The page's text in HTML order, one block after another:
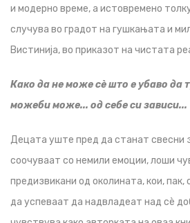
и модерно време, а истовремено
случува во градот на гушкањата и
Вистинија, во приказот на чистата
Како да не може сѐ што е убаво да
можеби може... од себе си зависи...
Децата уште пред да станат свесни
соочуваат со немили емоции, лоши
предизвикани од околината, кои, пак,
да успеваат да надвладеат над сѐ